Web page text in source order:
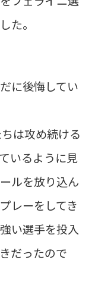
た。
に後悔してい
は攻め続ける
いるように見
ルを放り込ん
レーをしてき
い選手を投入
だったので